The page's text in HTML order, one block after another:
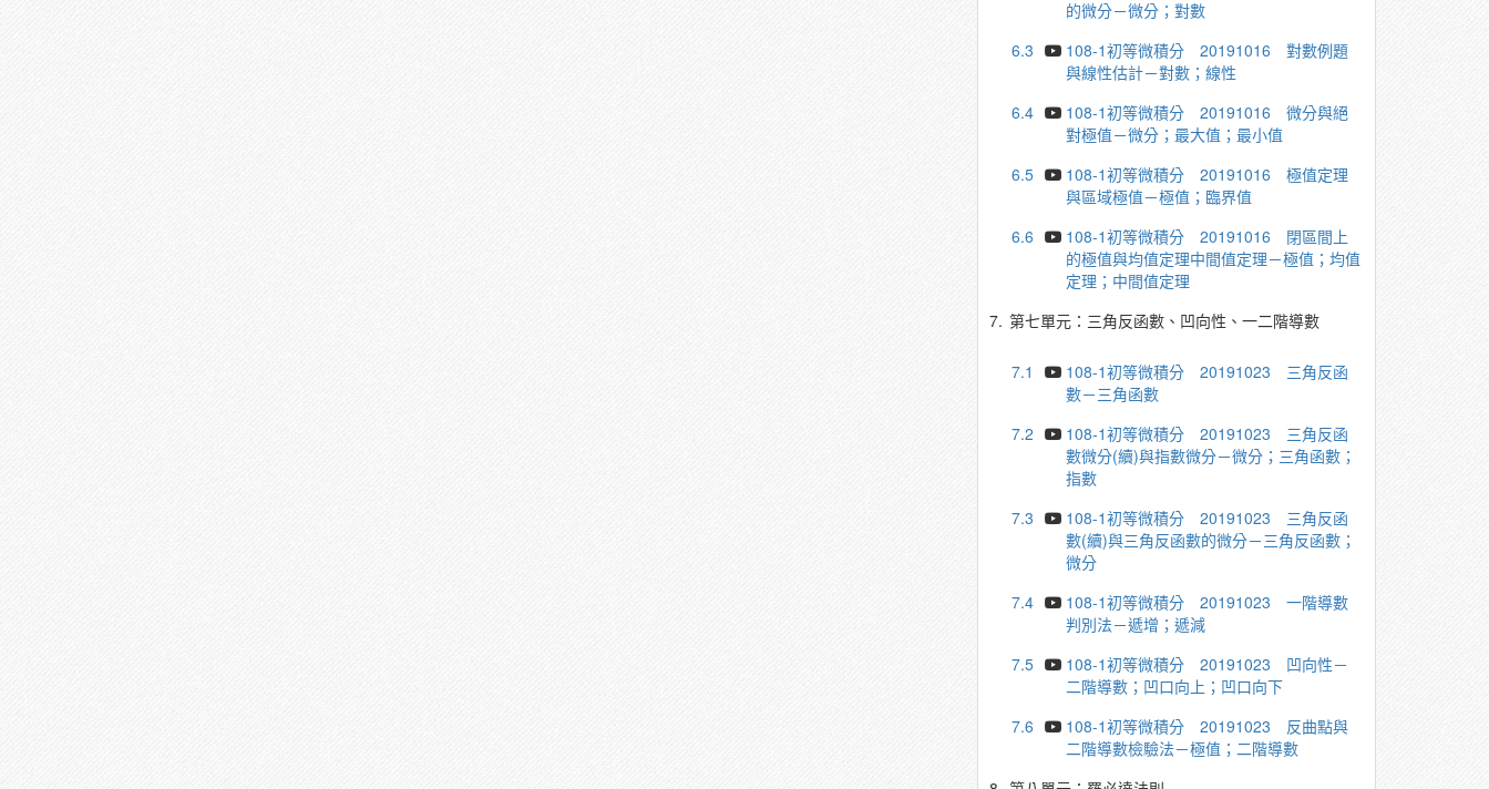
的微分－微分；對數
6.3
108-1初等微積分 20191016 對數例題
與線性估計－對數；線性
6.4
108-1初等微積分 20191016 微分與絕
對極值－微分；最大值；最小值
6.5
108-1初等微積分 20191016 極值定理
與區域極值－極值；臨界值
6.6
108-1初等微積分 20191016 閉區間上
的極值與均值定理中間值定理－極值；均值
定理；中間值定理
7. 第七單元：三角反函數、凹向性、一二階導數
7.1
108-1初等微積分 20191023 三角反函
數－三角函數
7.2
108-1初等微積分 20191023 三角反函
數微分(續)與指數微分－微分；三角函數；
指數
7.3
108-1初等微積分 20191023 三角反函
數(續)與三角反函數的微分－三角反函數；
微分
7.4
108-1初等微積分 20191023 一階導數
判別法－遞增；遞減
7.5
108-1初等微積分 20191023 凹向性－
二階導數；凹口向上；凹口向下
7.6
108-1初等微積分 20191023 反曲點與
二階導數檢驗法－極值；二階導數